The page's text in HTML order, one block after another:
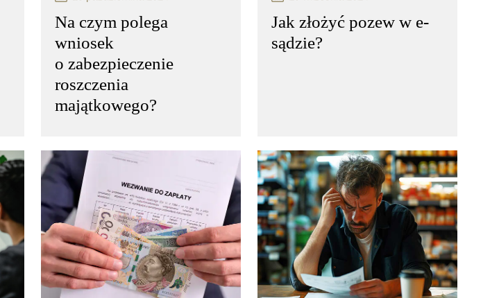
Na czym polega
wniosek
o zabezpieczenie
roszczenia
majątkowego?
Windykacja karna to proces
odzyskiwania należności,
który może być stosowany
w przypadkach, gdy dłużnik
nie wywiązuje się z obowiązków
finansowych wobec
wierzyciela…
Jak złożyć pozew w e-
sądzie?
Windykacja karna to proces
odzyskiwania należności,
który może być stosowany
w przypadkach, gdy dłużnik
nie wywiązuje się z obowiązków
finansowych wobec
wierzyciela…